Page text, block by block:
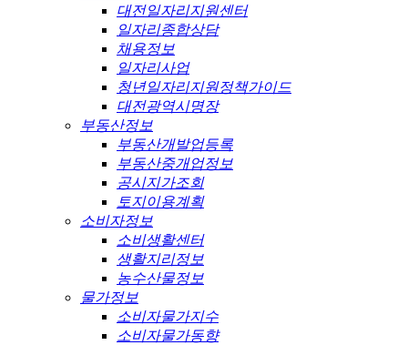
대전일자리지원센터
일자리종합상담
채용정보
일자리사업
청년일자리지원정책가이드
대전광역시명장
부동산정보
부동산개발업등록
부동산중개업정보
공시지가조회
토지이용계획
소비자정보
소비생활센터
생활지리정보
농수산물정보
물가정보
소비자물가지수
소비자물가동향